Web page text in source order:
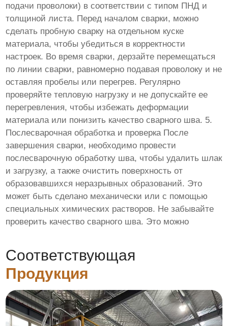
подачи проволоки) в соответствии с типом ПНД и
толщиной листа. Перед началом сварки, можно
сделать пробную сварку на отдельном куске
материала, чтобы убедиться в корректности
настроек. Во время сварки, дерзайте перемещаться
по линии сварки, равномерно подавая проволоку и не
оставляя пробелы или перегрев. Регулярно
проверяйте тепловую нагрузку и не допускайте ее
перегревления, чтобы избежать деформации
материала или понизить качество сварного шва. 5.
Послесварочная обработка и проверка После
завершения сварки, необходимо провести
послесварочную обработку шва, чтобы удалить шлак
и загрузку, а также очистить поверхность от
образовавшихся неразрывных образований. Это
может быть сделано механически или с помощью
специальных химических растворов. Не забывайте
проверить качество сварного шва. Это можно
Соответствующая
Продукция